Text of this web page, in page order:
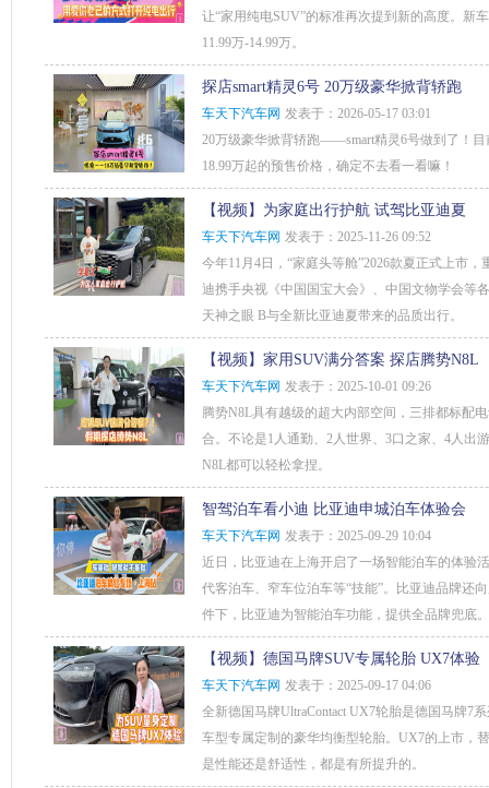
让“家用纯电SUV”的标准再次提到新的高度。新
11.99万-14.99万。
探店smart精灵6号 20万级豪华掀背轿跑
车天下汽车网 发表于：2026-05-17 03:01
20万级豪华掀背轿跑——smart精灵6号做到了！
18.99万起的预售价格，确定不去看一看嘛！
【视频】为家庭出行护航 试驾比亚迪夏
车天下汽车网 发表于：2025-11-26 09:52
今年11月4日，“家庭头等舱”2026款夏正式上市
迪携手央视《中国国宝大会》、中国文物学会等
天神之眼 B与全新比亚迪夏带来的品质出行。
【视频】家用SUV满分答案 探店腾势N8L
车天下汽车网 发表于：2025-10-01 09:26
腾势N8L具有越级的超大内部空间，三排都标配
合。不论是1人通勤、2人世界、3口之家、4人出
N8L都可以轻松拿捏。
智驾泊车看小迪 比亚迪申城泊车体验会
车天下汽车网 发表于：2025-09-29 10:04
近日，比亚迪在上海开启了一场智能泊车的体验
代客泊车、窄车位泊车等“技能”。比亚迪品牌还
件下，比亚迪为智能泊车功能，提供全品牌兜底。
【视频】德国马牌SUV专属轮胎 UX7体验
车天下汽车网 发表于：2025-09-17 04:06
全新德国马牌UltraContact UX7轮胎是德国马牌7
车型专属定制的豪华均衡型轮胎。UX7的上市，
是性能还是舒适性，都是有所提升的。